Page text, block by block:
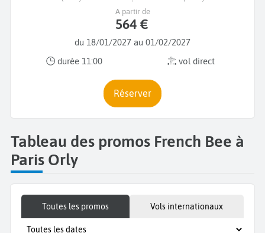
du 18/01/2027 au 01/02/2027
durée 11:00
vol direct
A partir de
564 €
Réserver
Tableau des promos French Bee à
Paris Orly
Toutes les promos Vols internationaux